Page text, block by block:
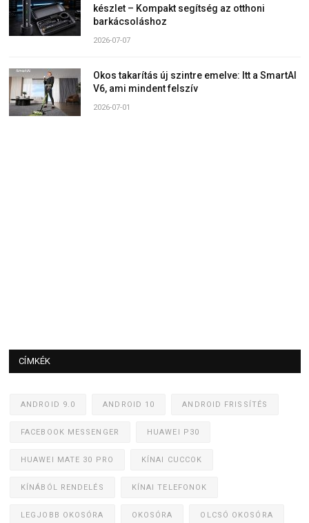
készlet – Kompakt segítség az otthoni
barkácsoláshoz
2026-07-07
Okos takarítás új szintre emelve: Itt a SmartAI
V6, ami mindent felszív
2026-07-01
CÍMKÉK
ANDROID 9.0 ANDROID 10 ANDROID FRISSÍTÉS
FACEBOOK MESSENGER HUAWEI P30
HUAWEI MATE 30 PRO KÍNAI CUCCOK
KÍNÁBÓL RENDELÉS KÍNAI TELEFONOK
LEGJOBB OKOSÓRA OKOSÓRA OLCSÓ OKOSÓRA